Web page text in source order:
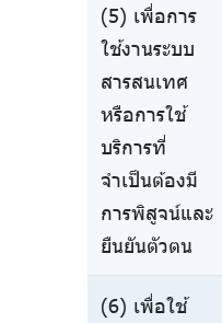
(5) เพื่อการ
ใช้งานระบบ
สารสนเทศ
หรือการใช้
บริการที่
จำเป็นต้องมี
การพิสูจน์และ
ยืนยันตัวตน
(6) เพื่อใช้